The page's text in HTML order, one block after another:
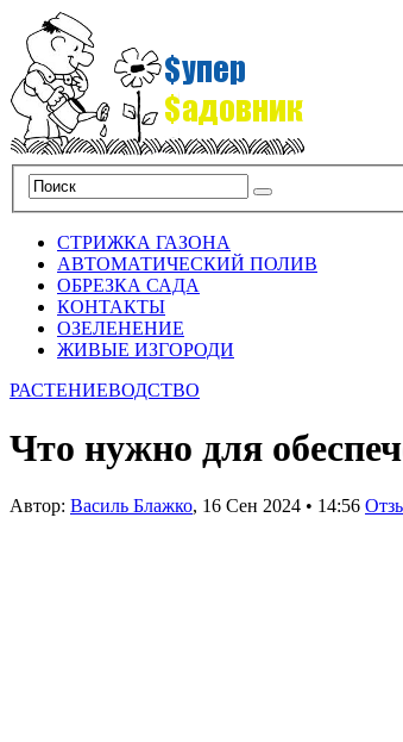
СТРИЖКА ГАЗОНА
АВТОМАТИЧЕСКИЙ ПОЛИВ
ОБРЕЗКА САДА
КОНТАКТЫ
ОЗЕЛЕНЕНИЕ
ЖИВЫЕ ИЗГОРОДИ
РАСТЕНИЕВОДСТВО
Что нужно для
Автор: Василь Блажко, 16 Сен 2024 • 14:56